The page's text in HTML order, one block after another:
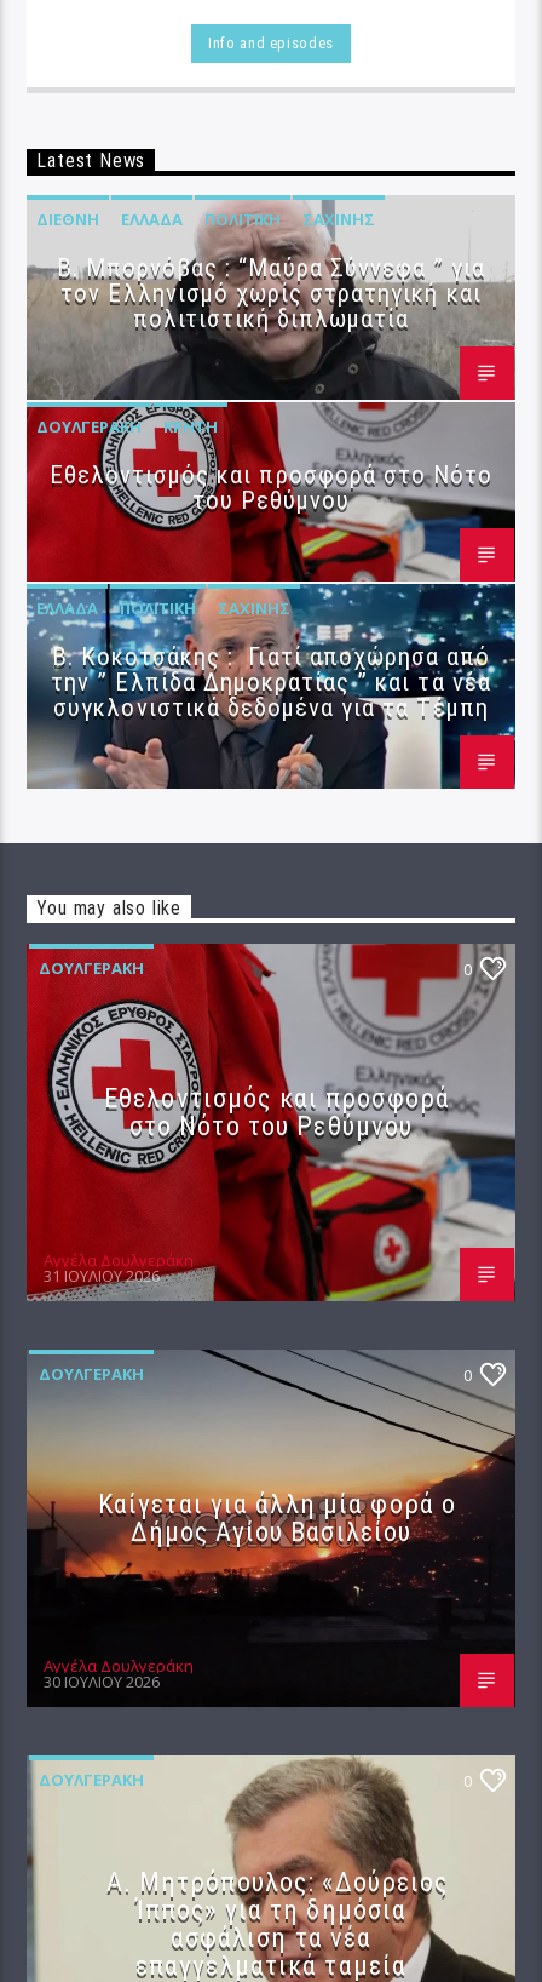
Info and episodes
Latest News
ΔΙΕΘΝΉ ΕΛΛΆΔΑ ΠΟΛΙΤΙΚΉ ΣΑΧΊΝΗΣ
B. Μπορνόβας : “Μαύρα Σύννεφα ” για
τον Ελληνισμό χωρίς στρατηγική και
πολιτιστική διπλωματία
ΔΟΥΛΓΕΡΆΚΗ ΚΡΉΤΗ
Εθελοντισμός και προσφορά στο Νότο
του Ρεθύμνου
ΕΛΛΆΔΑ ΠΟΛΙΤΙΚΉ ΣΑΧΊΝΗΣ
Β. Κοκοτσάκης : Γιατί αποχώρησα από
την ” Ελπίδα Δημοκρατίας ” και τα νέα
συγκλονιστικά δεδομένα για τα Τέμπη
You may also like
ΔΟΥΛΓΕΡΆΚΗ 0
Εθελοντισμός και προσφορά
στο Νότο του Ρεθύμνου
Αγγέλα Δουλγεράκη
31 ΙΟΥΛΊΟΥ 2026
ΔΟΥΛΓΕΡΆΚΗ 0
Καίγεται για άλλη μία φορά ο
Δήμος Αγίου Βασιλείου
Αγγέλα Δουλγεράκη
30 ΙΟΥΛΊΟΥ 2026
ΔΟΥΛΓΕΡΆΚΗ 0
Α. Μητρόπουλος: «Δούρειος
Ίππος» για τη δημόσια
ασφάλιση τα νέα
επαγγελματικά ταμεία